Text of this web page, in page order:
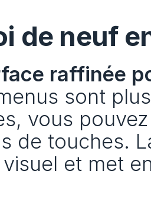
de neuf
raffinée
sont
vous
de touches.
et met